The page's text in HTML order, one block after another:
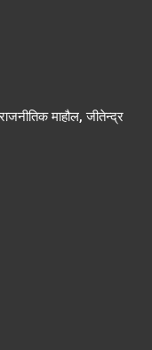
माहौल, जीतेन्द्र